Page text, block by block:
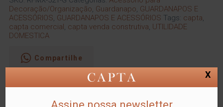
Decoração/Organização, Guardanapo, GUARDANAPOS E
ACESSÓRIOS, GUARDANAPOS E ACESSÓRIOS Tags: capta,
capta comercial , capta venda construtiva, UTILIDADE
DOMESTICA
Compartilhe
X